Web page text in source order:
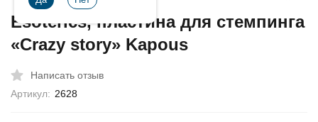
Esoterics, пластина для стемпинга
«Crazy story» Kapous
Написать отзыв
Артикул: 2628